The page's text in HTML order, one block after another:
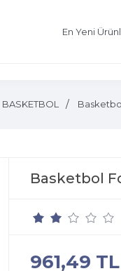
En Yeni
BASKETBOL
Basketbol
961,49 TL